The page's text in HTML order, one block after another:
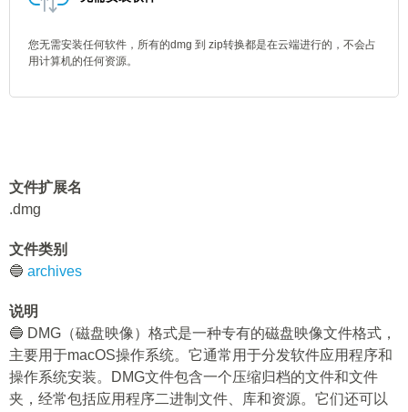
您无需安装任何软件，所有的dmg 到 zip转换都是在云端进行的，不会占
用计算机的任何资源。
文件扩展名
.dmg
文件类别
🔵 archives
说明
🔵 DMG（磁盘映像）格式是一种专有的磁盘映像文件格式，
主要用于macOS操作系统。它通常用于分发软件应用程序和
操作系统安装。DMG文件包含一个压缩归档的文件和文件
夹，经常包括应用程序二进制文件、库和资源。它们还可以